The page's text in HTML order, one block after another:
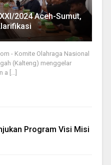
2024 Aceh-Sumut,
- Komite Olahraga Nasional
(Kalteng) menggelar
a [...]
Program Visi Misi